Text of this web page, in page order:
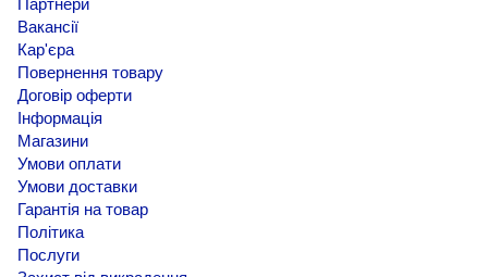
Партнери
Вакансії
Кар'єра
Повернення товару
Договір оферти
Інформація
Магазини
Умови оплати
Умови доставки
Гарантія на товар
Політика
Послуги